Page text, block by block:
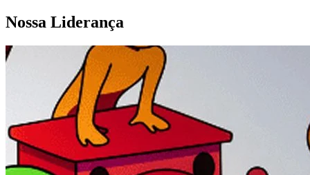
Nossa Liderança